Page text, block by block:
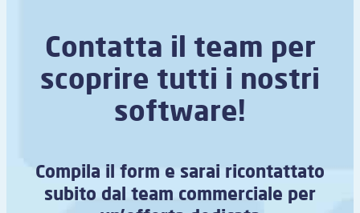
Contatta il team per
scoprire tutti i nostri
software!
Compila il form e sarai ricontattato
subito dal team commerciale per